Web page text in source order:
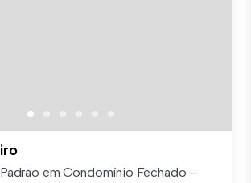
em Condomínio Fechado –